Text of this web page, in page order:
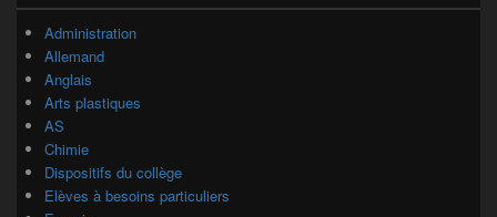
Administration
Allemand
Anglais
Arts plastiques
AS
Chimie
Dispositifs du collège
Elèves à besoins particuliers